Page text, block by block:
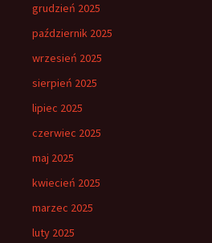
grudzień 2025
październik 2025
wrzesień 2025
sierpień 2025
lipiec 2025
czerwiec 2025
maj 2025
kwiecień 2025
marzec 2025
luty 2025